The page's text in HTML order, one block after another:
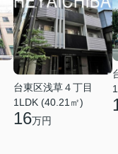
台東区浅草４丁目
1LDK (40.21㎡)
16万円